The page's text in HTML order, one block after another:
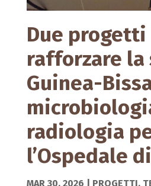
Due
rafforzare la
Guinea-
radiologia
l’Ospedale
MAR 30, 2026 PROGETTI,